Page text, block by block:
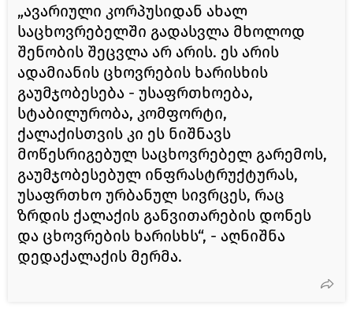
„ავარიული კორპუსიდან ახალ
საცხოვრებელში გადასვლა მხოლოდ
შენობის შეცვლა არ არის. ეს არის
ადამიანის ცხოვრების ხარისხის
გაუმჯობესება - უსაფრთხოება,
სტაბილურობა, კომფორტი,
ქალაქისთვის კი ეს ნიშნავს
მოწესრიგებულ საცხოვრებელ გარემოს,
გაუმჯობესებულ ინფრასტრუქტურას,
უსაფრთხო ურბანულ სივრცეს, რაც
ზრდის ქალაქის განვითარების დონეს
და ცხოვრების ხარისხს“, - აღნიშნა
დედაქალაქის მერმა.